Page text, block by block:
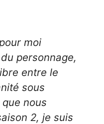
moi
personnage,
entre le
sous
que nous
2, je suis